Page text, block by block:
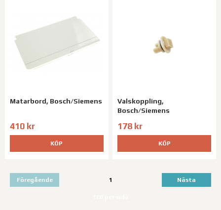
Matarbord, Bosch/Siemens
410 kr
KÖP
Valskoppling,
Bosch/Siemens
178 kr
KÖP
Föregående 1 Nästa